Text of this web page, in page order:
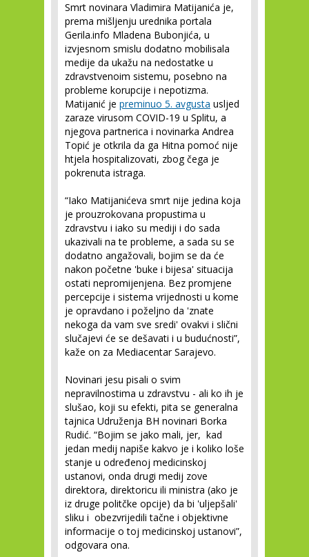
Smrt novinara Vladimira Matijanića je,
prema mišljenju urednika portala
Gerila.info Mladena Bubonjića, u
izvjesnom smislu dodatno mobilisala
medije da ukažu na nedostatke u
zdravstvenoim sistemu, posebno na
probleme korupcije i nepotizma.
Matijanić je preminuo 5. avgusta usljed
zaraze virusom COVID-19 u Splitu, a
njegova partnerica i novinarka Andrea
Topić je otkrila da ga Hitna pomoć nije
htjela hospitalizovati, zbog čega je
pokrenuta istraga.
“Iako Matijanićeva smrt nije jedina koja
je prouzrokovana propustima u
zdravstvu i iako su mediji i do sada
ukazivali na te probleme, a sada su se
dodatno angažovali, bojim se da će
nakon početne 'buke i bijesa' situacija
ostati nepromijenjena. Bez promjene
percepcije i sistema vrijednosti u kome
je opravdano i poželjno da 'znate
nekoga da vam sve sredi' ovakvi i slični
slučajevi će se dešavati i u budućnosti”,
kaže on za Mediacentar Sarajevo.
Novinari jesu pisali o svim
nepravilnostima u zdravstvu - ali ko ih je
slušao, koji su efekti, pita se generalna
tajnica Udruženja BH novinari Borka
Rudić. “Bojim se jako mali, jer, kad
jedan medij napiše kakvo je i koliko loše
stanje u određenoj medicinskoj
ustanovi, onda drugi medij zove
direktora, direktoricu ili ministra (ako je
iz druge politčke opcije) da bi 'uljepšali'
sliku i obezvrijedili tačne i objektivne
informacije o toj medicinskoj ustanovi”,
odgovara ona.